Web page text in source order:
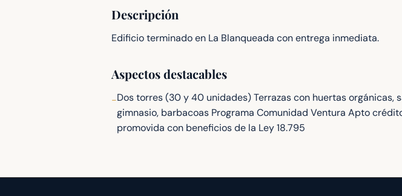
Descripción
Edificio terminado en La Blanqueada con entrega inmediata.
Aspectos destacables
-Dos torres (30 y 40 unidades) Terrazas con huertas orgánicas,
gimnasio, barbacoas Programa Comunidad Ventura Apto
promovida con beneficios de la Ley 18.795